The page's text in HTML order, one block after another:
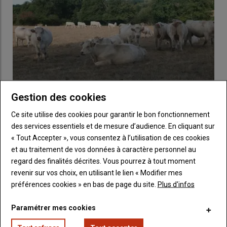
Dans sa prairie de 8 ans, Benoit Rochereau récolte encore plus
de 7 t de MS/ha avec une coupe et 3 passages de pâturage.
© G. Chatel
Parmi les lauréats territoriaux, le Gaec Rochereau est éleveur
semis était simple : implanter une
fournir unegrosse première couperécoltée en
les sites du groupe Bigard
27 juillet 2026
La Fédération nationale bovine conteste la baisse des prix des
vaches allaitantes, jeunes bovins et broutards. Elle appelle…
Gestion des cookies
Ce site utilise des cookies pour garantir le bon fonctionnement
des services essentiels et de mesure d’audience. En cliquant sur
« Tout Accepter », vous consentez à l’utilisation de ces cookies
et au traitement de vos données à caractère personnel au
regard des finalités décrites. Vous pourrez à tout moment
revenir sur vos choix, en utilisant le lien « Modifier mes
préférences cookies » en bas de page du site. Plus d'infos
Paramétrer mes cookies